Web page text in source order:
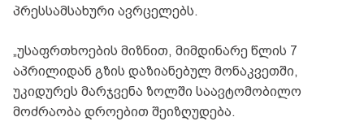
პრესსამსახური ავრცელებს.
„უსაფრთხოების მიზნით, მიმდინარე წლის 7
აპრილიდან გზის დაზიანებულ მონაკვეთში,
უკიდურეს მარჯვენა ზოლში საავტომობილო
მოძრაობა დროებით შეიზღუდება.